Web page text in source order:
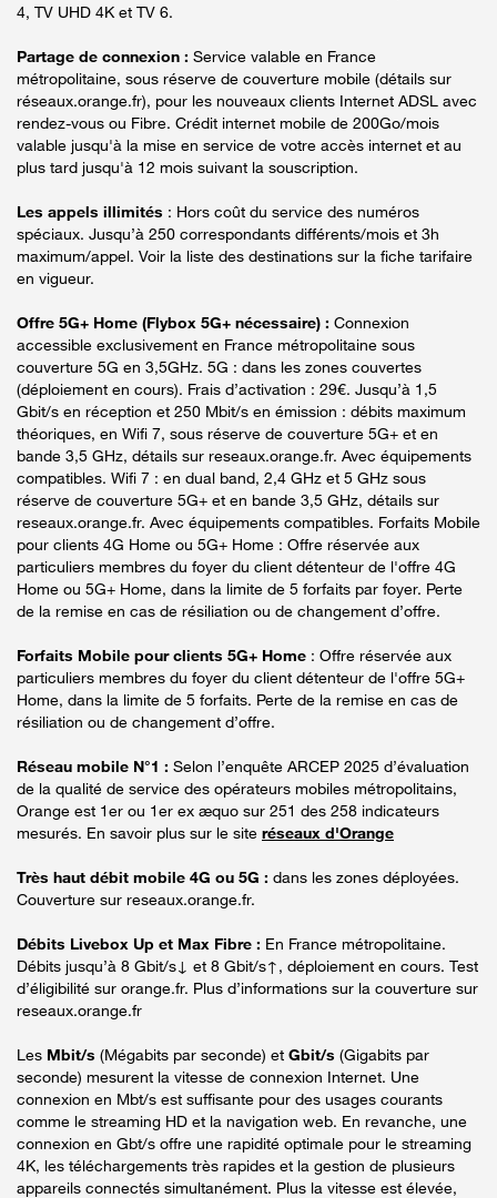
4, TV UHD 4K et TV 6.
Partage de connexion : Service valable en France
métropolitaine, sous réserve de couverture mobile (détails sur
réseaux.orange.fr), pour les nouveaux clients Internet ADSL avec
rendez-vous ou Fibre. Crédit internet mobile de 200Go/mois
valable jusqu'à la mise en service de votre accès internet et au
plus tard jusqu'à 12 mois suivant la souscription.
Les appels illimités : Hors coût du service des numéros
spéciaux. Jusqu’à 250 correspondants différents/mois et 3h
maximum/appel. Voir la liste des destinations sur la fiche tarifaire
en vigueur.
Offre 5G+ Home (Flybox 5G+ nécessaire) : Connexion
accessible exclusivement en France métropolitaine sous
couverture 5G en 3,5GHz. 5G : dans les zones couvertes
(déploiement en cours). Frais d’activation : 29€. Jusqu’à 1,5
Gbit/s en réception et 250 Mbit/s en émission : débits maximum
théoriques, en Wifi 7, sous réserve de couverture 5G+ et en
bande 3,5 GHz, détails sur reseaux.orange.fr. Avec équipements
compatibles. Wifi 7 : en dual band, 2,4 GHz et 5 GHz sous
réserve de couverture 5G+ et en bande 3,5 GHz, détails sur
reseaux.orange.fr. Avec équipements compatibles. Forfaits Mobile
pour clients 4G Home ou 5G+ Home : Offre réservée aux
particuliers membres du foyer du client détenteur de l'offre 4G
Home ou 5G+ Home, dans la limite de 5 forfaits par foyer. Perte
de la remise en cas de résiliation ou de changement d’offre.
Forfaits Mobile pour clients 5G+ Home : Offre réservée aux
particuliers membres du foyer du client détenteur de l'offre 5G+
Home, dans la limite de 5 forfaits. Perte de la remise en cas de
résiliation ou de changement d’offre.
Réseau mobile N°1 : Selon l’enquête ARCEP 2025 d’évaluation
de la qualité de service des opérateurs mobiles métropolitains,
Orange est 1er ou 1er ex æquo sur 251 des 258 indicateurs
mesurés. En savoir plus sur le site réseaux d'Orange
Très haut débit mobile 4G ou 5G : dans les zones déployées.
Couverture sur reseaux.orange.fr.
Débits Livebox Up et Max Fibre : En France métropolitaine.
Débits jusqu’à 8 Gbit/s↓ et 8 Gbit/s↑, déploiement en cours. Test
d’éligibilité sur orange.fr. Plus d’informations sur la couverture sur
reseaux.orange.fr
Les Mbit/s (Mégabits par seconde) et Gbit/s (Gigabits par
seconde) mesurent la vitesse de connexion Internet. Une
connexion en Mbt/s est suffisante pour des usages courants
comme le streaming HD et la navigation web. En revanche, une
connexion en Gbt/s offre une rapidité optimale pour le streaming
4K, les téléchargements très rapides et la gestion de plusieurs
appareils connectés simultanément. Plus la vitesse est élevée,